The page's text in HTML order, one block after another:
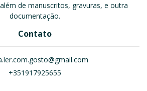
de manuscritos, gravuras, e outra
documentação.
Contato
+351917925655